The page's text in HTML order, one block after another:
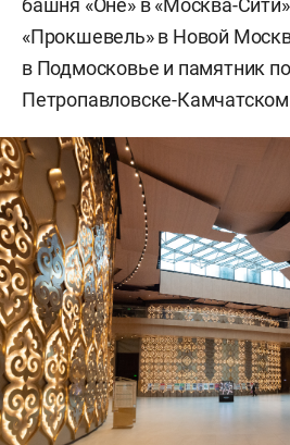
«Прокшевель» в Новой
в Подмосковье и памятник
Петропавловске-